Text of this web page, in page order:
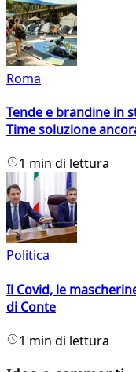
Roma
Tende e brandine in
Time soluzione
1 min di lettura
Politica
Il Covid, le
di Conte
1 min di lettura